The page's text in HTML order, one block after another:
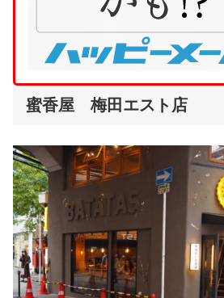
蜜香屋 梅田エスト店